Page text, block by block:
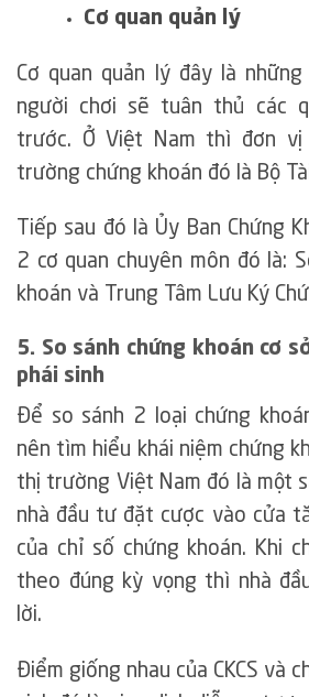
Cơ quan quản lý
Cơ quan quản lý đây là
người chơi sẽ tuân thủ các
trước. Ở Việt Nam thì đơn vị
trường chứng khoán đó là Bộ
Tiếp sau đó là Ủy Ban Chứng
2 cơ quan chuyên môn đó là:
khoán và Trung Tâm Lưu Ký
5. So sánh chứng khoán cơ
phái sinh
Để so sánh 2 loại chứng
nên tìm hiểu khái niệm chứng
thị trường Việt Nam đó là một
nhà đầu tư đặt cược vào cửa
của chỉ số chứng khoán. Khi
theo đúng kỳ vọng thì nhà
lời.
Điểm giống nhau của CKCS và